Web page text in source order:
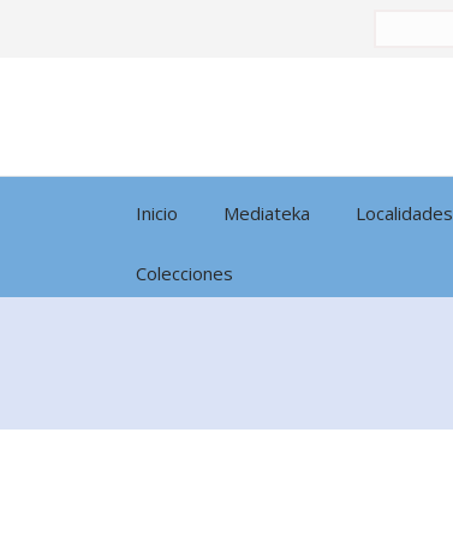
Inicio Mediateka Localidades
Colecciones